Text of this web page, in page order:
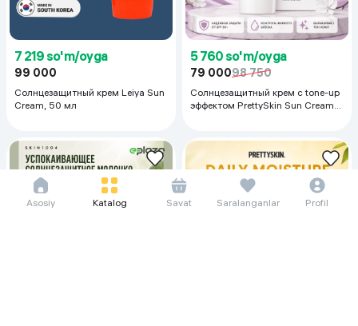
7 219 so'm/oyga
99 000
Солнцезащитный крем Leiya Sun
Cream, 50 мл
5 760 so'm/oyga
79 00098 750
Солнцезащитный крем с tone-up
эффектом PrettySkin Sun Cream
Asosiy Katalog Savat Saralanganlar Profil